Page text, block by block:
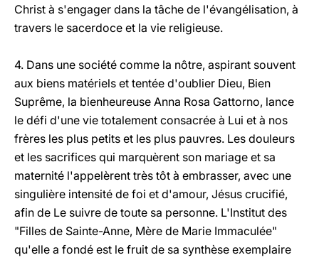
Christ à s'engager dans la tâche de l'évangélisation, à
travers le sacerdoce et la vie religieuse.
4. Dans une société comme la nôtre, aspirant souvent
aux biens matériels et tentée d'oublier Dieu, Bien
Suprême, la bienheureuse Anna Rosa Gattorno, lance
le défi d'une vie totalement consacrée à Lui et à nos
frères les plus petits et les plus pauvres. Les douleurs
et les sacrifices qui marquèrent son mariage et sa
maternité l'appelèrent très tôt à embrasser, avec une
singulière intensité de foi et d'amour, Jésus crucifié,
afin de Le suivre de toute sa personne. L'Institut des
"Filles de Sainte-Anne, Mère de Marie Immaculée"
qu'elle a fondé est le fruit de sa synthèse exemplaire